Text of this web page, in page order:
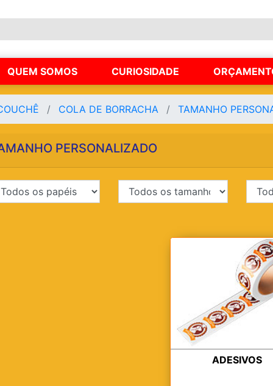
QUEM SOMOS CURIOSIDADE
COLA DE BORRACHA TAMANHO
PERSONALIZADO
ADESIVOS